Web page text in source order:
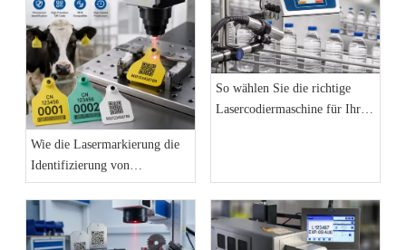
Wie die Lasermarkierung die
Identifizierung von
Tierohrmarken und die
Rückverfolgbarkeit von
Nutztieren verbessert
So wählen Sie die richtige
Lasercodiermaschine für Ihre